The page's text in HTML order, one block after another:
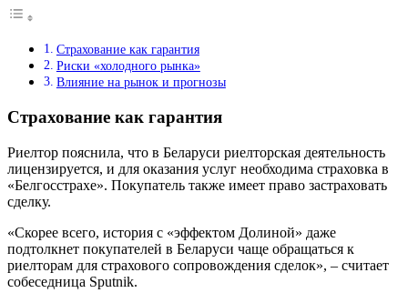
Страхование как гарантия
Риски «холодного рынка»
Влияние на рынок и прогнозы
Страхование как гарантия
Риелтор пояснила, что в Беларуси риелторская деятельность
лицензируется, и для оказания услуг необходима страховка в
«Белгосстрахе». Покупатель также имеет право застраховать
сделку.
«Скорее всего, история с «эффектом Долиной» даже
подтолкнет покупателей в Беларуси чаще обращаться к
риелторам для страхового сопровождения сделок», – считает
собеседница Sputnik.